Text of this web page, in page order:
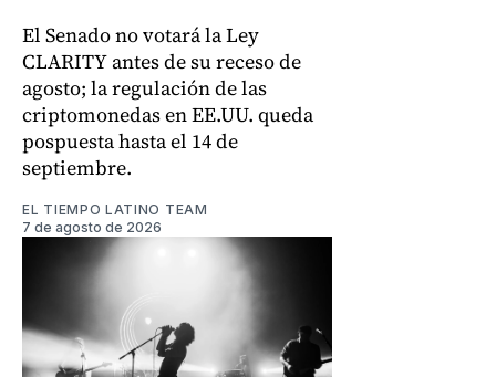
El Senado no votará la Ley
CLARITY antes de su receso de
agosto; la regulación de las
criptomonedas en EE.UU. queda
pospuesta hasta el 14 de
septiembre.
EL TIEMPO LATINO TEAM
7 de agosto de 2026